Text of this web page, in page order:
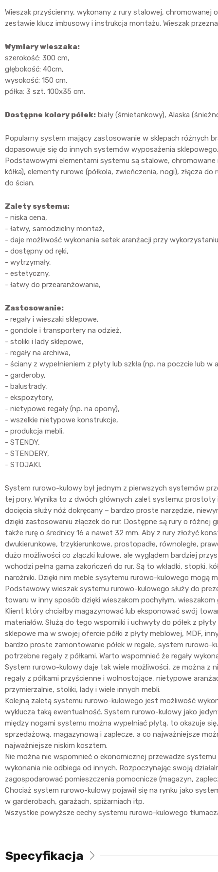
Wieszak przyścienny, wykonany z rury stalowej, chromowanej
zestawie klucz imbusowy i instrukcja montażu. Wieszak
Wymiary wieszaka:
szerokość: 300 cm,
głębokość: 40cm,
wysokość: 150 cm,
półka: 3 szt. 100x35 cm.
Dostępne kolory półek: biały (śmietankowy), Alaska
Popularny system mający zastosowanie w sklepach różnych
dopasowuje się do innych systemów wyposażenia sklepowego.
Podstawowymi elementami systemu są stalowe, chromowane
kółka), elementy rurowe (półkola, zwieńczenia, nogi), złącza
do ścian.
Zalety systemu:
- niska cena,
- łatwy, samodzielny montaż,
- daje możliwość wykonania setek aranżacji przy
- dostępny od ręki,
- wytrzymały,
- estetyczny,
- łatwy do przearanżowania,
Zastosowanie:
- regały i wieszaki sklepowe,
- gondole i transportery na odzież,
- stoliki i lady sklepowe,
- regały na archiwa,
- ściany z wypełnieniem z płyty lub szkła (np. na poczcie lub w
- garderoby,
- balustrady,
- ekspozytory,
- nietypowe regały (np. na opony),
- wszelkie nietypowe konstrukcje,
- produkcja mebli,
- STENDY,
- STENDERY,
- STOJAKI.
System rurowo-kulowy był jednym z pierwszych systemów
tej pory. Wynika to z dwóch głównych zalet systemu:
docięcia służy nóż dokręcany – bardzo proste narzędzie,
dzięki zastosowaniu złączek do rur. Dostępne są rury o
także rurę o średnicy 16 a nawet 32 mm. Aby z rury złożyć
dwukierunkowe, trzykierunkowe, prostopadłe, równoległe,
dużo możliwości co złączki kulowe, ale wyglądem bardziej
wchodzi pełna gama zakończeń do rur. Są to wkładki, stopki,
narożniki. Dzięki nim meble sysytemu rurowo-kulowego mogą
Podstawowy wieszak systemu rurowo-kulowego służy do
towaru w inny sposób dzięki wieszakom pochyłym,
Klient który chciałby magazynować lub eksponować swój
materiałów. Służą do tego wsporniki i uchwyty do półek z
sklepowe ma w swojej ofercie półki z płyty meblowej, MDF,
bardzo proste zamontowanie półek w regale, system rurowo-
potrzebne regały z półkami. Warto wspomnieć że regały
System rurowo-kulowy daje tak wiele możliwości, ze można
regały z półkami przyścienne i wolnostojące, nietypowe
przymierzalnie, stoliki, lady i wiele innych mebli.
Kolejną zaletą systemu rurowo-kulowego jest możliwość
wyklucza taką ewentualność. System rurowo-kulowy jako
między nogami systemu można wypełniać płytą, to okazuje
sprzedażową, magazynową i zaplecze, a co najważniejsze
najważniejsze niskim kosztem.
Nie można nie wspomnieć o ekonomicznej przewadze
wykonania nie odbiega od innych. Rozpoczynając swoją
zagospodarować pomieszczenia pomocnicze (magazyn,
Chociaż system rurowo-kulowy pojawił się na rynku jako
w garderobach, garażach, spiżarniach itp.
Wszystkie powyższe cechy systemu rurowo-kulowego
Specyfikacja